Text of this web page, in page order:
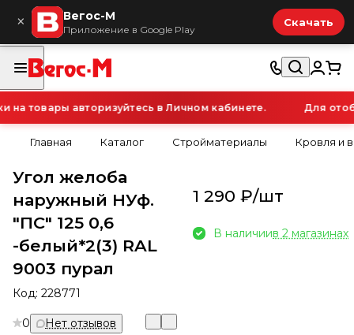
× Вегос-М
Приложение в Google Play
Скачать
товары авторизуйтесь в Личном кабинете. Для
Главная Каталог Стройматериалы Кровля и
Угол желоба
наружный НУф.
"ПС" 125 0,6
-белый*2(3) RAL
9003 пурал
Код: 228771
0 Нет отзывов
1 290 ₽/шт
В наличиив 2 магазинах